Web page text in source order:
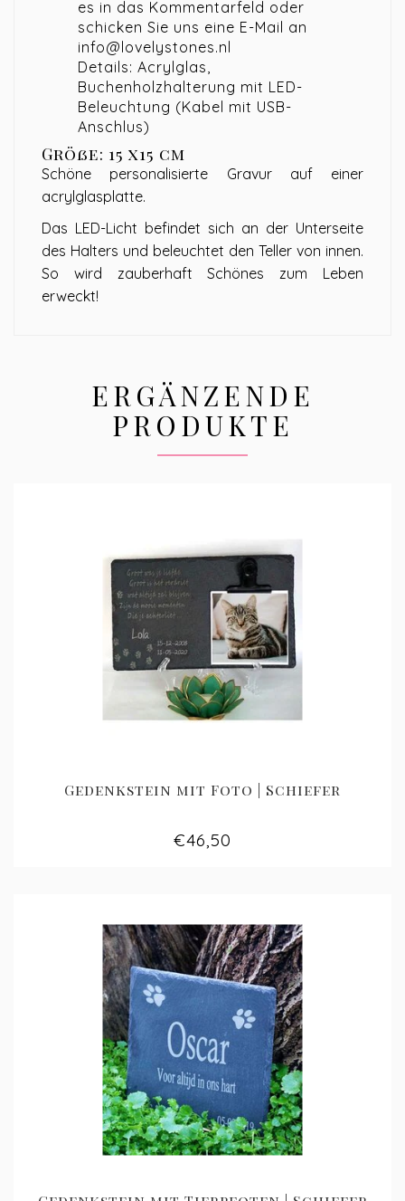
es in das Kommentarfeld oder
schicken Sie uns eine E-Mail an
info@lovelystones.nl
Details: Acrylglas,
Buchenholzhalterung mit LED-
Beleuchtung (Kabel mit USB-
Anschlus)
Größe: 15 x15 cm
Schöne personalisierte Gravur auf einer
acrylglasplatte.
Das LED-Licht befindet sich an der Unterseite
des Halters und beleuchtet den Teller von innen.
So wird zauberhaft Schönes zum Leben
erweckt!
ERGÄNZENDE
PRODUKTE
Gedenkstein mit Foto | Schiefer
€46,50